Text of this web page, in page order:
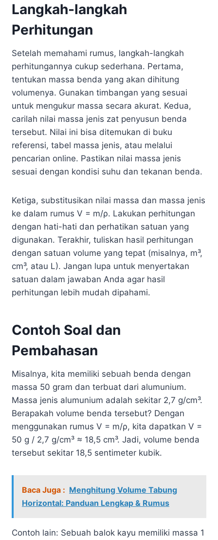
Langkah-langkah
Perhitungan
Setelah memahami rumus, langkah-langkah
perhitungannya cukup sederhana. Pertama,
tentukan massa benda yang akan dihitung
volumenya. Gunakan timbangan yang sesuai
untuk mengukur massa secara akurat. Kedua,
carilah nilai massa jenis zat penyusun benda
tersebut. Nilai ini bisa ditemukan di buku
referensi, tabel massa jenis, atau melalui
pencarian online. Pastikan nilai massa jenis
sesuai dengan kondisi suhu dan tekanan benda.
Ketiga, substitusikan nilai massa dan massa jenis
ke dalam rumus V = m/ρ. Lakukan perhitungan
dengan hati-hati dan perhatikan satuan yang
digunakan. Terakhir, tuliskan hasil perhitungan
dengan satuan volume yang tepat (misalnya, m³,
cm³, atau L). Jangan lupa untuk menyertakan
satuan dalam jawaban Anda agar hasil
perhitungan lebih mudah dipahami.
Contoh Soal dan
Pembahasan
Misalnya, kita memiliki sebuah benda dengan
massa 50 gram dan terbuat dari alumunium.
Massa jenis alumunium adalah sekitar 2,7 g/cm³.
Berapakah volume benda tersebut? Dengan
menggunakan rumus V = m/ρ, kita dapatkan V =
50 g / 2,7 g/cm³ ≈ 18,5 cm³. Jadi, volume benda
tersebut sekitar 18,5 sentimeter kubik.
Baca Juga : Menghitung Volume Tabung
Horizontal: Panduan Lengkap & Rumus
Contoh lain: Sebuah balok kayu memiliki massa 1